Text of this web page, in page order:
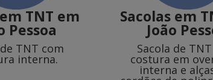
TNT em
Pessoa
TNT com
interna.
Sacolas em
João
Sacola de
costura em
interna e